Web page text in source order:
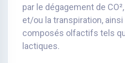
par le dégagement de
et/ou la transpiration, ainsi
composés olfactifs tels
lactiques.